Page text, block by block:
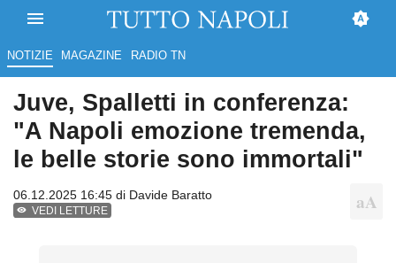
NOTIZIE MAGAZINE RADIO TN
Juve, Spalletti in conferenza:
"A Napoli emozione tremenda,
le belle storie sono immortali"
06.12.2025 16:45 di Davide Baratto
VEDI LETTURE